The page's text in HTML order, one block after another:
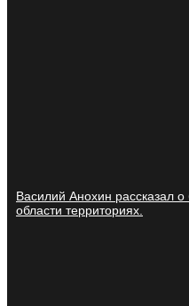
Василий Анохин рассказал
области территориях.